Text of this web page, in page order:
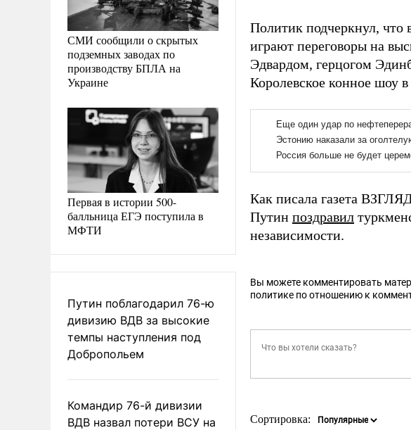
СМИ сообщили о скрытых
подземных заводах по
производству БПЛА на
Украине
Первая в истории 500-
балльница ЕГЭ поступила в
МФТИ
Путин поблагодарил 76-ю
дивизию ВДВ за высокие
темпы наступления под
Добропольем
Командир 76-й дивизии
ВДВ назвал потери ВСУ на
Политик подчеркнул,
играют переговоры на
Эдвардом, герцогом
Королевское конное шоу
Как писала газета
Путин поздравил
независимости.
Вы можете комментировать
политике по отношению к
Сортировка: